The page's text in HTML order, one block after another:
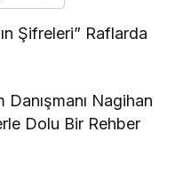
Şifreleri” Raflarda
Nagihan
Dolu Bir Rehber